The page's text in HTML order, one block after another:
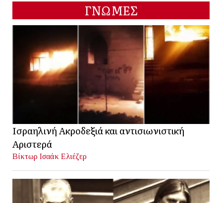
ΓΝΩΜΕΣ
Ισραηλινή Ακροδεξιά και αντισιωνιστική
Αριστερά
Βίκτωρ Ισαάκ Ελιέζερ